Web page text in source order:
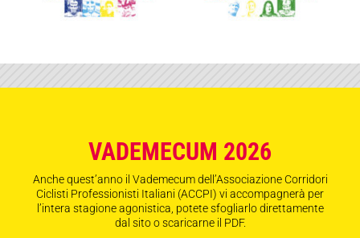
VADEMECUM 2026
Anche quest’anno il Vademecum dell’Associazione Corridori
Ciclisti Professionisti Italiani (ACCPI) vi accompagnerà per
l’intera stagione agonistica, potete sfogliarlo direttamente
dal sito o scaricarne il PDF.